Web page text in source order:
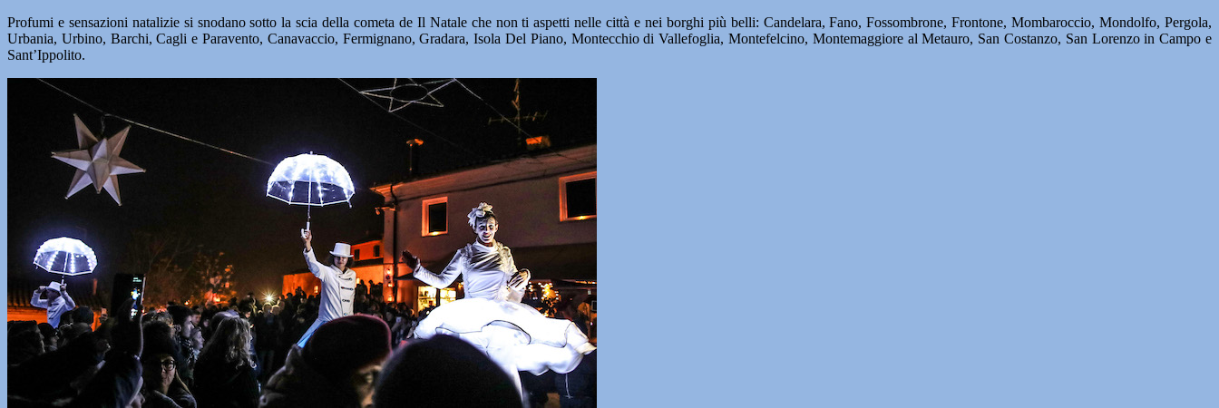
Profumi e sensazioni natalizie si snodano sotto la scia della cometa de Il Natale che non ti aspetti nelle città e nei borghi più belli: Candelara, Fano, Fossombrone, Frontone, Mombaroccio, Mondolfo, Pergola,
Urbania, Urbino, Barchi, Cagli e Paravento, Canavaccio, Fermignano, Gradara, Isola Del Piano, Montecchio di Vallefoglia, Montefelcino, Montemaggiore al Metauro, San Costanzo, San Lorenzo in Campo e
Sant’Ippolito.